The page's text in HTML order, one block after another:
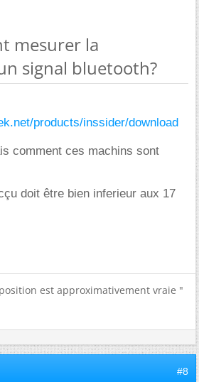
mesurer la
signal bluetooth?
products/inssider/download
comment ces machins sont
doit être bien inferieur aux 17
est approximativement vraie "
#8